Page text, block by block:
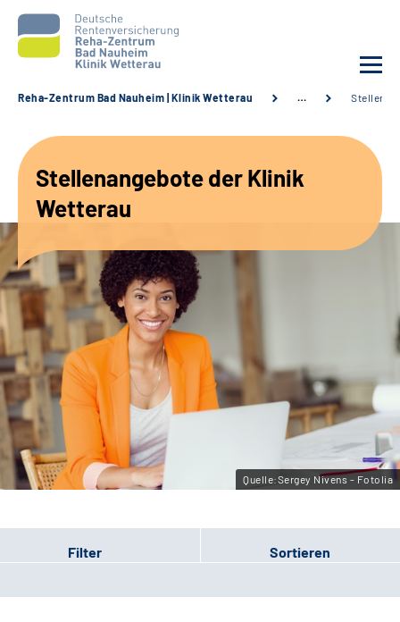
Unsere Angebote
Karriere
Sozialdienste & Zuweisende
Suche
Leichte Sprache
Gebärdensprache
Reha-Zentrum Bad Nauheim | Klinik Wetterau …
Stellenangebote der Klinik
Wetterau
Quelle:Sergey Nivens - Fotolia
Filter Sortieren